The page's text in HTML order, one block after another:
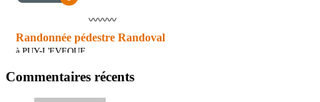
Commentaires récents